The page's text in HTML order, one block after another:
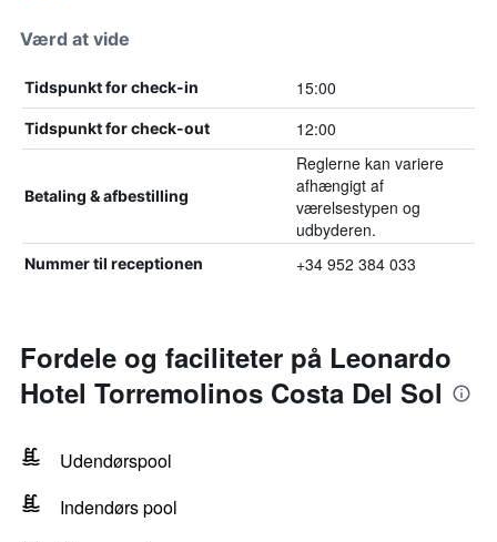
Værd at vide
Tidspunkt for check-in 15:00
Tidspunkt for check-out 12:00
Betaling & afbestilling
Reglerne kan variere
afhængigt af
værelsestypen og
udbyderen.
Nummer til receptionen +34 952 384 033
Fordele og faciliteter på Leonardo
Hotel Torremolinos Costa Del Sol
Udendørspool
Indendørs pool